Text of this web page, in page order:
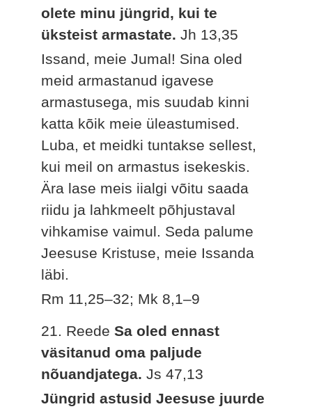
olete minu jüngrid, kui te
üksteist armastate.Jh 13,35
Issand, meie Jumal! Sina oled
meid armastanud igavese
armastusega, mis suudab kinni
katta kõik meie üleastumised.
Luba, et meidki tuntakse sellest,
kui meil on armastus isekeskis.
Ära lase meis iialgi võitu saada
riidu ja lahkmeelt põhjustaval
vihkamise vaimul. Seda palume
Jeesuse Kristuse, meie Issanda
läbi.
Rm 11,25–32; Mk 8,1–9
21. ReedeSa oled ennast
väsitanud oma paljude
nõuandjatega.Js 47,13
Jüngrid astusid Jeesuse juurde